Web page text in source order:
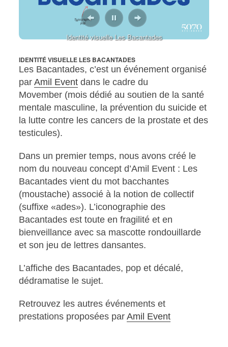
Identité visuelle Les Bacantades
IDENTITÉ VISUELLE LES BACANTADES
Les Bacantades, c’est un événement organisé
parAmil Event dans le cadre du
Movember (mois dédié au soutien de la santé
mentale masculine, la prévention du suicide et
la lutte contre les cancers de la prostate et des
testicules).
Dans un premier temps, nous avons créé le
nom du nouveau concept d’Amil Event : Les
Bacantades vient du mot bacchantes
(moustache) associé à la notion de collectif
(suffixe «ades»). L’iconographie des
Bacantades est toute en fragilité et en
bienveillance avec sa mascotte rondouillarde
et son jeu de lettres dansantes.
L’affiche des Bacantades, pop et décalé,
dédramatise le sujet.
Retrouvez les autres événements et
prestations proposées parAmil Event